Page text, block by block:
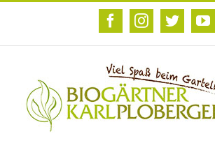
Zum
FacebookInstagram
Twitter